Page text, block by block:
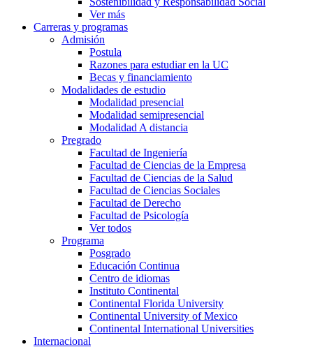
Ver más
Carreras y programas
Admisión
Postula
Razones para estudiar en la UC
Becas y financiamiento
Modalidades de estudio
Modalidad presencial
Modalidad semipresencial
Modalidad A distancia
Pregrado
Facultad de Ingeniería
Facultad de Ciencias de la Empresa
Facultad de Ciencias de la Salud
Facultad de Ciencias Sociales
Facultad de Derecho
Facultad de Psicología
Ver todos
Programa
Posgrado
Educación Continua
Centro de idiomas
Instituto Continental
Continental Florida University
Continental University of Mexico
Continental International Universities
Internacional